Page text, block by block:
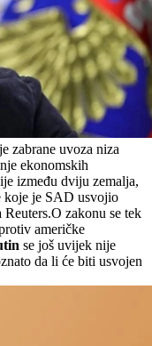
zabrane uvoza niza
ekonomskih
između dviju zemalja,
koje je SAD usvojio
zakonu se tek
američke
se još uvijek nije
da li će biti usvojen